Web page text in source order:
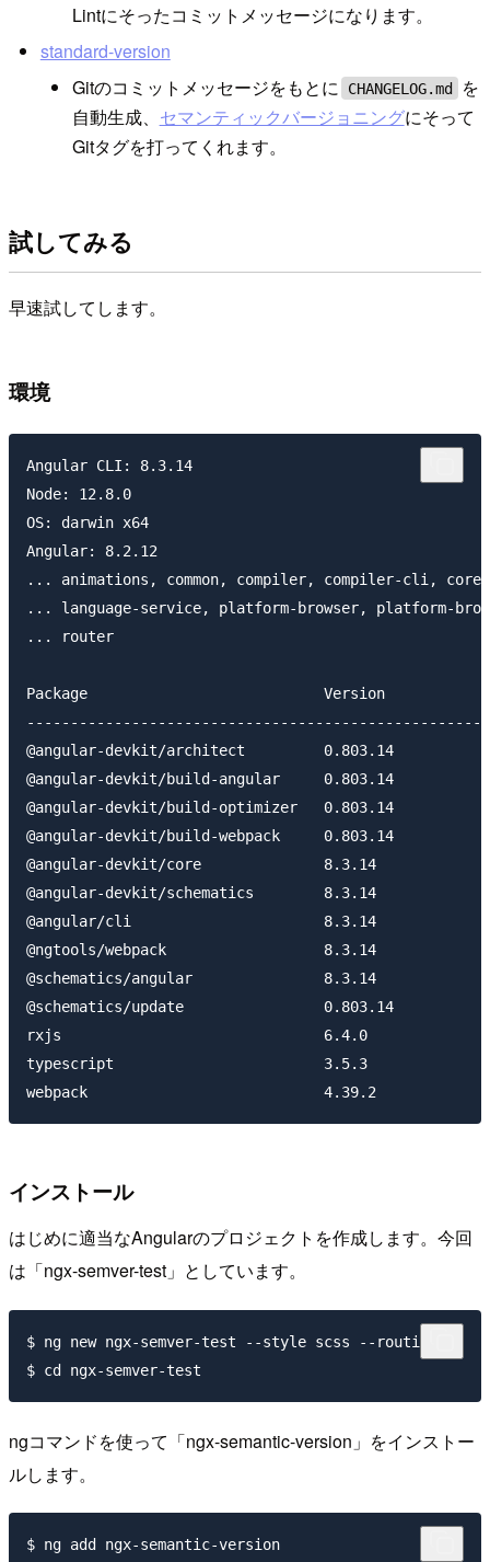
Lintにそったコミットメッセージになります。
standard-version
Gitのコミットメッセージをもとに
CHANGELOG.md
を
自動生成、 セマンティックバージョニングにそって
Gitタグを打ってくれます。
試してみる
早速試してします。
環境
Angular CLI: 8.3.14
Node: 12.8.0
OS: darwin x64
Angular: 8.2.12
... animations, common, compiler, compiler-cli,
... language-service, platform-browser, platform-
... router
Package                           Version
@angular-devkit/architect         0.803.14
@angular-devkit/build-angular     0.803.14
@angular-devkit/build-optimizer   0.803.14
@angular-devkit/build-webpack     0.803.14
@angular-devkit/core              8.3.14
@angular-devkit/schematics        8.3.14
@angular/cli                      8.3.14
@ngtools/webpack                  8.3.14
@schematics/angular               8.3.14
@schematics/update                0.803.14
rxjs                              6.4.0
typescript                        3.5.3
インストール
はじめに適当なAngularのプロジェクトを作成します。今回
は「ngx-semver-test」としています。
$ ng new ngx-semver-test --style scss --routing
ngコマンドを使って「ngx-semantic-version」をインストー
ルします。